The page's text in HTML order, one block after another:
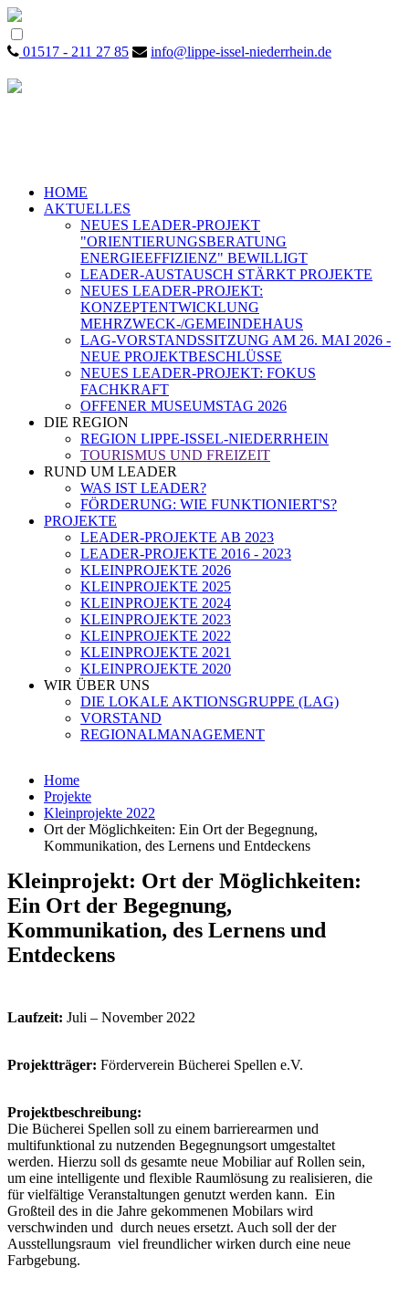
01517 - 211 27 85 info@lippe-issel-niederrhein.de
HOME
AKTUELLES
NEUES LEADER-PROJEKT
"ORIENTIERUNGSBERATUNG
ENERGIEEFFIZIENZ" BEWILLIGT
LEADER-AUSTAUSCH STÄRKT PROJEKTE
NEUES LEADER-PROJEKT:
KONZEPTENTWICKLUNG
MEHRZWECK-/GEMEINDEHAUS
LAG-VORSTANDSSITZUNG AM 26. MAI 2026 -
NEUE PROJEKTBESCHLÜSSE
NEUES LEADER-PROJEKT: FOKUS
FACHKRAFT
OFFENER MUSEUMSTAG 2026
DIE REGION
REGION LIPPE-ISSEL-NIEDERRHEIN
TOURISMUS UND FREIZEIT
RUND UM LEADER
WAS IST LEADER?
FÖRDERUNG: WIE FUNKTIONIERT'S?
PROJEKTE
LEADER-PROJEKTE AB 2023
LEADER-PROJEKTE 2016 - 2023
KLEINPROJEKTE 2026
KLEINPROJEKTE 2025
KLEINPROJEKTE 2024
KLEINPROJEKTE 2023
KLEINPROJEKTE 2022
KLEINPROJEKTE 2021
KLEINPROJEKTE 2020
WIR ÜBER UNS
DIE LOKALE AKTIONSGRUPPE (LAG)
VORSTAND
REGIONALMANAGEMENT
Home
Projekte
Kleinprojekte 2022
Ort der Möglichkeiten: Ein Ort der Begegnung,
Kommunikation, des Lernens und Entdeckens
Kleinprojekt: Ort der Möglichkeiten:
Ein Ort der Begegnung,
Kommunikation, des Lernens und
Entdeckens
Laufzeit: Juli – November 2022
Projektträger: Förderverein Bücherei Spellen e.V.
Projektbeschreibung:
Die Bücherei Spellen soll zu einem barrierearmen und
multifunktional zu nutzenden Begegnungsort umgestaltet
werden. Hierzu soll ds gesamte neue Mobiliar auf Rollen sein,
um eine intelligente und flexible Raumlösung zu realisieren, die
für vielfältige Veranstaltungen genutzt werden kann. Ein
Großteil des in die Jahre gekommenen Mobilars wird
verschwinden und durch neues ersetzt. Auch soll der der
Ausstellungsraum viel freundlicher wirken durch eine neue
Farbgebung.